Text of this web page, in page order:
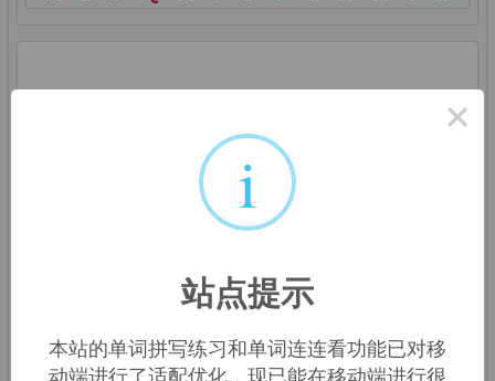
n.构造物，建筑物；织物，织品，布；构
2.fabricant[fabric 制造，-ant 表示人]
×
i
站点提示
本站的单词拼写练习和单词连连看功能已对移
动端进行了适配优化，现已能在移动端进行很